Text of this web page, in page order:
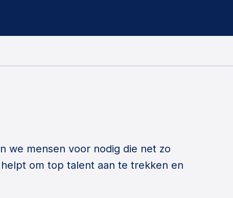
we mensen voor nodig die net zo
om top talent aan te trekken en